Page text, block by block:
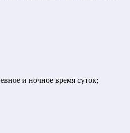
и ночное время суток;